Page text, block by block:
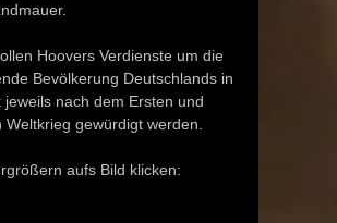
Hoovers Verdienste um die
Bevölkerung Deutschlands in
jeweils nach dem Ersten und
Weltkrieg gewürdigt werden.
aufs Bild klicken: